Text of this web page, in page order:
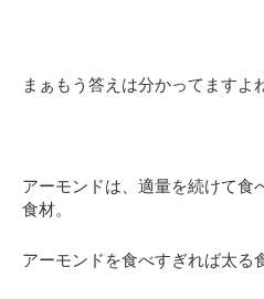
まぁもう答えは分かってますよ
アーモンドは、適量を続けて食
食材。
アーモンドを食べすぎれば太る